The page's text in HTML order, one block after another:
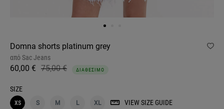
Domna shorts platinum grey
απόSac Jeans
60,00 € 75,00 € ΔΙΑΘΕΣΙΜΟ
SIZE
XS S M L XL VIEW SIZE GUIDE